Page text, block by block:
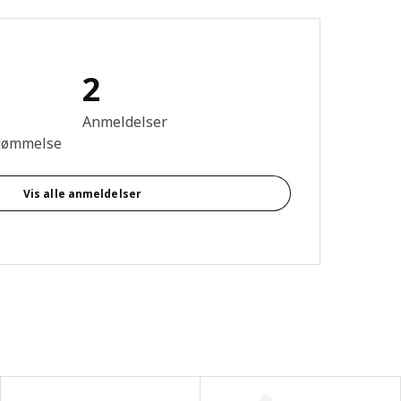
5 Ud af 5 Stjerner. Anmeldelser i alt: 2
2
Anmeldelser
Vis alle anmeldelser